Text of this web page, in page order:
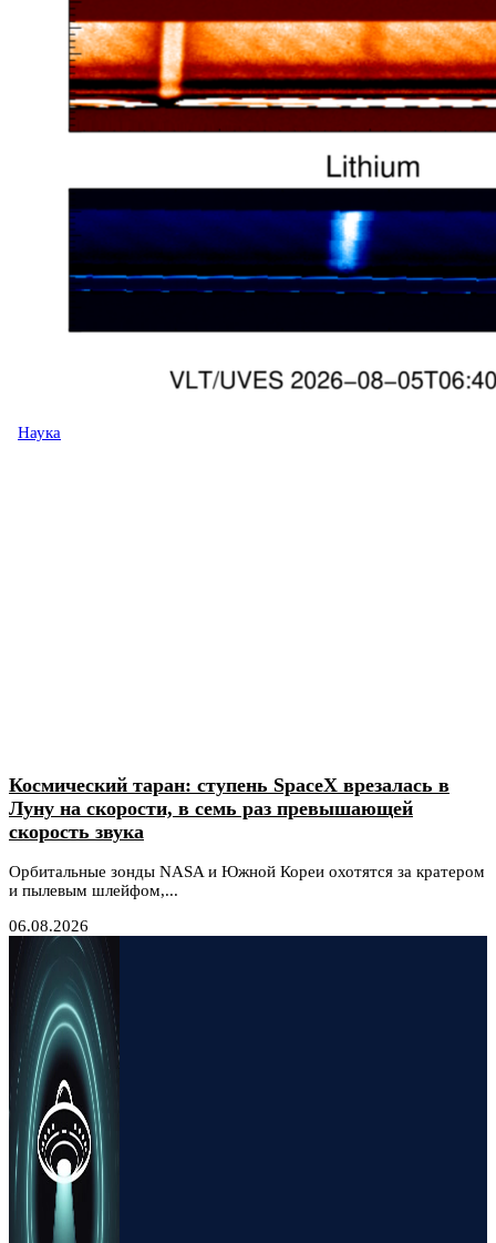
Наука
Космический таран: ступень SpaceX врезалась в
Луну на скорости, в семь раз превышающей
скорость звука
Орбитальные зонды NASA и Южной Кореи охотятся за кратером
и пылевым шлейфом,...
06.08.2026